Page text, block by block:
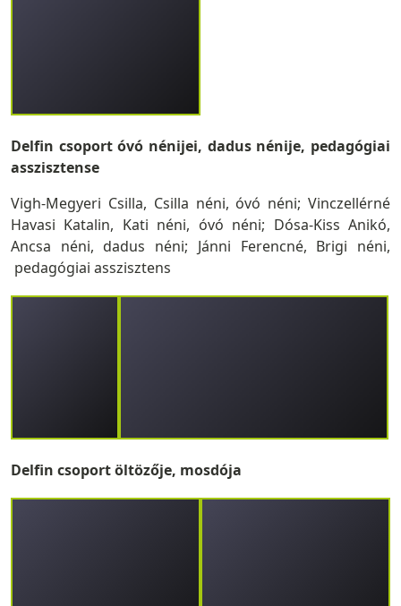
Delfin csoport óvó nénijei, dadus nénije, pedagógiai
asszisztense
Vigh-Megyeri Csilla, Csilla néni, óvó néni; Vinczellérné
Havasi Katalin, Kati néni, óvó néni; Dósa-Kiss Anikó,
Ancsa néni, dadus néni; Jánni Ferencné, Brigi néni,
pedagógiai asszisztens
Delfin csoport öltözője, mosdója